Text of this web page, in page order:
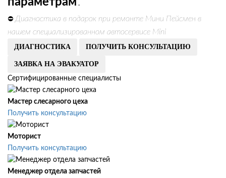
.
⛔ Диагностика в подарок при ремонте Мини Пейсмен в
нашем специализированном автосервисе Mini
ДИАГНОСТИКА ПОЛУЧИТЬ КОНСУЛЬТАЦИЮ
ЗАЯВКА НА ЭВАКУАТОР
Сертифицированные специалисты
Мастер слесарного цеха
Получить консультацию
Моторист
Получить консультацию
Менеджер отдела запчастей